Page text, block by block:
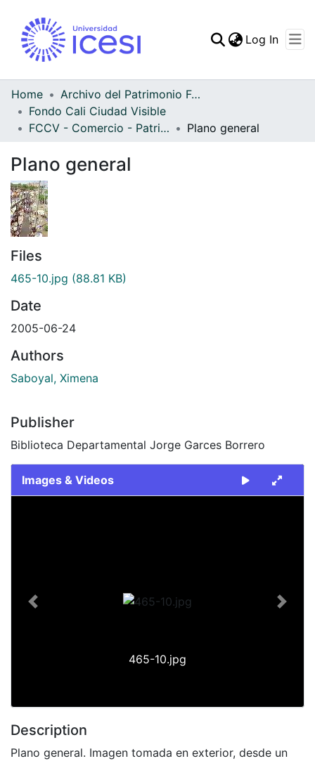
Log In
Home
Archivo del Patrimonio Fotográfico y Fílmico del Valle del Cauca
Fondo Cali Ciudad Visible
FCCV - Comercio - Patrimonial
Plano general
Plano general
Files
465-10.jpg (88.81 KB)
Date
2005-06-24
Authors
Saboyal, Ximena
Publisher
Biblioteca Departamental Jorge Garces Borrero
Images & Videos
465-10.jpg
Previous Next
Description
Plano general. Imagen tomada en exterior, desde un